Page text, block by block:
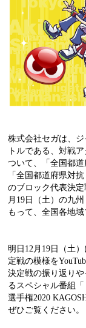
株式会社セガは、
トルである、対戦
ついて、「全国都
「全国都道府県対
のブロック代表決
月19日（土）の九
もって、全国各地
明日12月19日（土
定戦の模様を
決定戦の振り返り
るスペシャル番組
選手権2020
ぜひご覧ください。